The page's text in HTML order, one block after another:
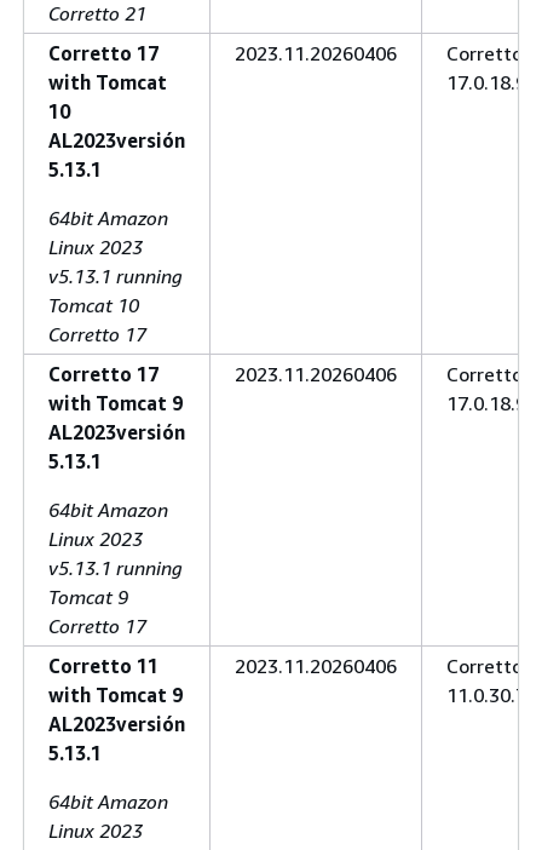
Corretto 21
Corretto 17
with Tomcat
10
AL2023versión
5.13.1
64bit Amazon
Linux 2023
v5.13.1 running
Tomcat 10
Corretto 17
2023.11.20260406
Corretto
17.0.18.9.1
Corretto 17
with Tomcat 9
AL2023versión
5.13.1
64bit Amazon
Linux 2023
v5.13.1 running
Tomcat 9
Corretto 17
2023.11.20260406
Corretto
17.0.18.9.1
Corretto 11
with Tomcat 9
AL2023versión
5.13.1
64bit Amazon
Linux 2023
2023.11.20260406
Corretto
11.0.30.7.1